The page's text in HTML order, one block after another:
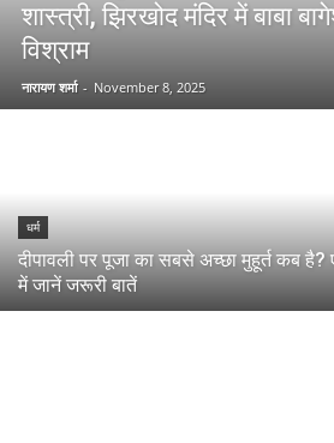
शास्त्री, झिरखोद मंदिर में बाबा
विश्राम
नारायण शर्मा - November 8, 2025
धर्म
दीपावली पर पूजा का सबसे अच्छा मुहूर्त कब
में जानें जरूरी बातें